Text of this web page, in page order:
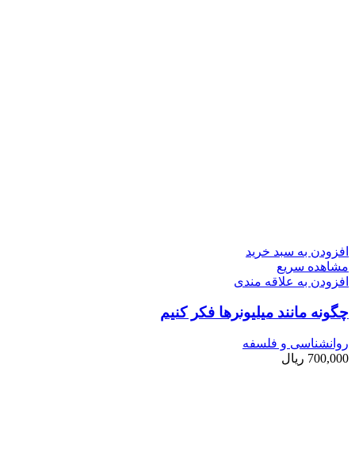
افزودن به سبد خرید
مشاهده سریع
افزودن به علاقه مندی
چگونه مانند میلیونرها فکر کنیم
روانشناسی و فلسفه
700,000 ریال